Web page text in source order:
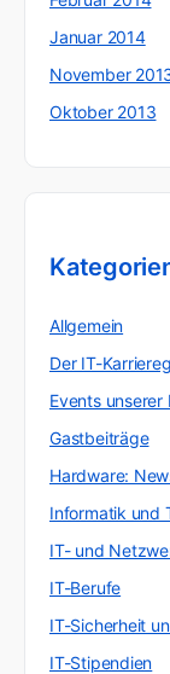
Januar 2014
November
Oktober 2013
Allgemein
Der IT-
Events
Gastbeiträge
Hardware:
Informatik und
IT- und
IT-Berufe
IT-Sicherheit
IT-Stipendien